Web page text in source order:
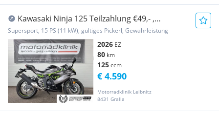
Kawasaki Ninja 125 Teilzahlung €49,- ,
Erstbesitz, wenig KM
Supersport, 15 PS (11 kW), gültiges Pickerl, Gewährleistung
2026 EZ
80 km
125ccm
Motorradklinik Leibnitz
8431 Gralla
€ 4.590